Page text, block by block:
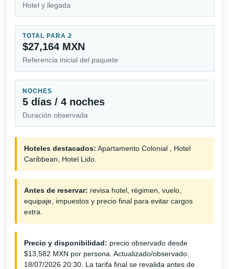
Hotel y llegada
TOTAL PARA 2
$27,164 MXN
Referencia inicial del paquete
NOCHES
5 días / 4 noches
Duración observada
Hoteles destacados: Apartamento Colonial , Hotel
Caribbean, Hotel Lido.
Antes de reservar: revisa hotel, régimen, vuelo,
equipaje, impuestos y precio final para evitar cargos
extra.
Precio y disponibilidad: precio observado desde
$13,582 MXN por persona. Actualizado/observado:
18/07/2026 20:30. La tarifa final se revalida antes de